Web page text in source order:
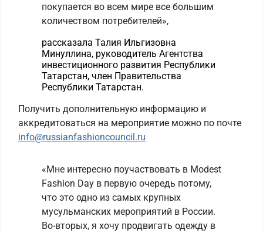
покупается во всем мире все большим
количеством потребителей»,
рассказала Талия Ильгизовна
Минуллина, руководитель Агентства
инвестиционного развития Республики
Татарстан, член Правительства
Республики Татарстан.
Получить дополнительную информацию и
аккредитоваться на мероприятие можно по почте
info@russianfashioncouncil.ru
«Мне интересно поучаствовать в Modest
Fashion Day в первую очередь потому,
что это одно из самых крупных
мусульманских мероприятий в России.
Во-вторых, я хочу продвигать одежду в